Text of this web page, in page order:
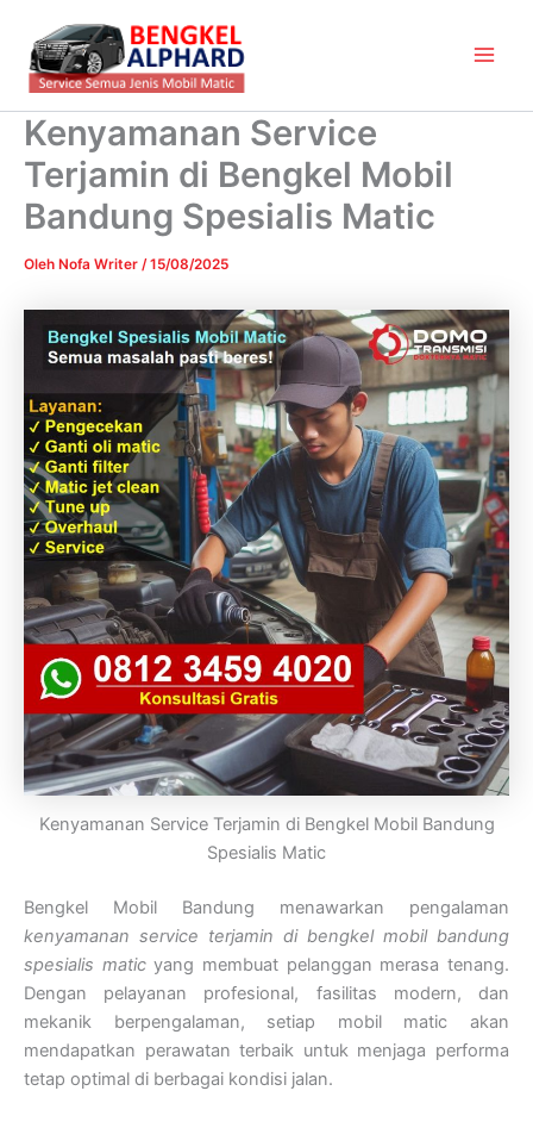
konten
Kenyamanan Service
Terjamin di Bengkel Mobil
Bandung Spesialis Matic
Oleh Nofa Writer /15/08/2025
Kenyamanan Service Terjamin di Bengkel Mobil Bandung
Spesialis Matic
Bengkel Mobil Bandung menawarkan pengalaman
kenyamanan service terjamin di bengkel mobil bandung
spesialis maticyang membuat pelanggan merasa tenang.
Dengan pelayanan profesional, fasilitas modern, dan
mekanik berpengalaman, setiap mobil matic akan
mendapatkan perawatan terbaik untuk menjaga performa
tetap optimal di berbagai kondisi jalan.